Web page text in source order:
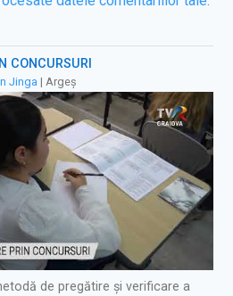
CONCURSURI
Jinga | Argeș
de pregătire și verificare a